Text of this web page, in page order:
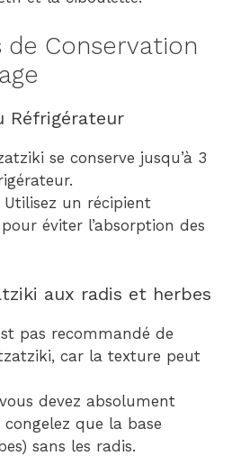
Conservation
Réfrigérateur
se conserve jusqu’à 3
Utilisez un récipient
éviter l’absorption des
aux radis et herbes
pas recommandé de
car la texture peut
devez absolument
congelez que la base
sans les radis.